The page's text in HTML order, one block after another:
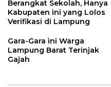
Berangkat Sekolah, Hanya
Kabupaten ini yang Lolos
Verifikasi di Lampung
Gara-Gara ini Warga
Lampung Barat Terinjak
Gajah